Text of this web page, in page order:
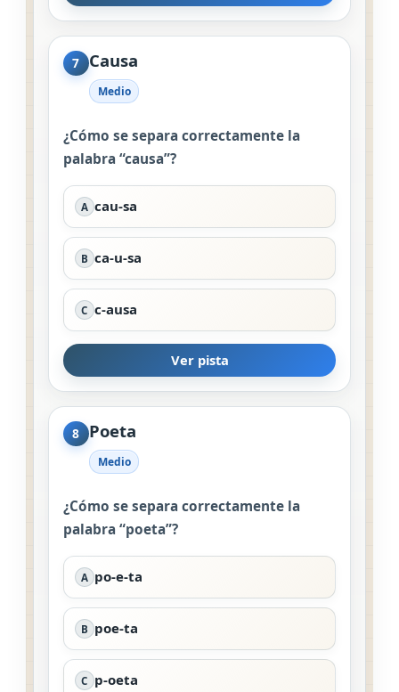
7 Causa
Medio
¿Cómo se separa correctamente la
palabra “causa”?
A cau-sa
B ca-u-sa
C c-ausa
Ver pista
8 Poeta
Medio
¿Cómo se separa correctamente la
palabra “poeta”?
A po-e-ta
B poe-ta
C p-oeta